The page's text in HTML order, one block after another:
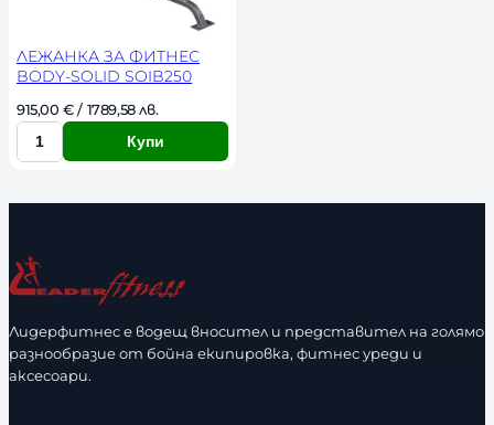
ЛЕЖАНКА ЗА ФИТНЕС
BODY-SOLID SOIB250
915,00 € / 1789,58 лв.
К
л
ч
е
т
в
Купи
Лидерфитнес е водещ вносител и представител на голямо
разнообразие от бойна екипировка, фитнес уреди и
аксесоари.